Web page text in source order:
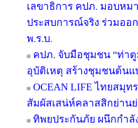
เลขาธิการ คปภ. มอบหม
ประสบการณ์จริง ร่วมออ
พ.ร.บ.
คปภ. จับมือชุมชน “ท่าตู
อุบัติเหตุ สร้างชุมชนต้น
OCEAN LIFE ไทยสมุท
สัมผัสเสน่ห์คลาสสิกย่าน
ทิพยประกันภัย ผนึกกำ